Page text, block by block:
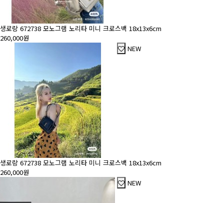
생로랑 672738 모노그램 노리타 미니 크로스백 18x13x6cm
260,000원
NEW
생로랑 672738 모노그램 노리타 미니 크로스백 18x13x6cm
260,000원
NEW